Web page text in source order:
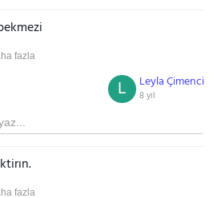
fazla
Leyla Çimenci
8 yıl
L
fazla